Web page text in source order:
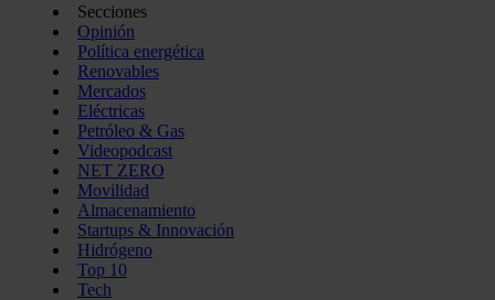
Secciones
Opinión
Política energética
Renovables
Mercados
Eléctricas
Petróleo & Gas
Videopodcast
NET ZERO
Movilidad
Almacenamiento
Startups & Innovación
Hidrógeno
Top 10
Tech